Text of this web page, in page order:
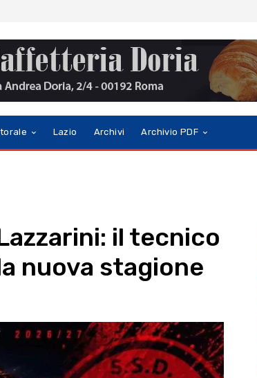
Lazio Archivi Archivio PDF
il tecnico
nuova stagione